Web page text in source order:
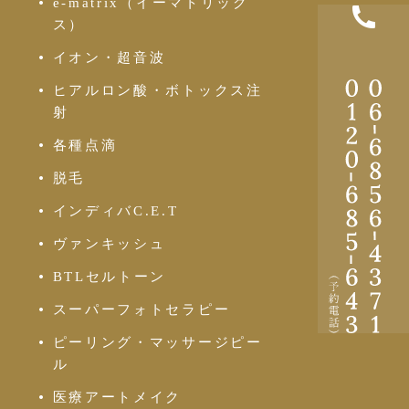
ス）
イオン・超音波
ヒアルロン酸・ボトックス注
射
各種点滴
脱毛
インディバC.E.T
ヴァンキッシュ
BTLセルトーン
スーパーフォトセラピー
ピーリング・マッサージピー
ル
医療アートメイク
-
-
-
-